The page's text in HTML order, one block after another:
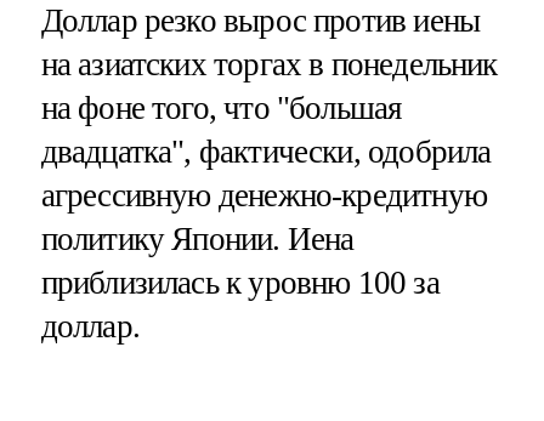
Доллар резко вырос против иены
на азиатских торгах в понедельник
на фоне того, что "большая
двадцатка", фактически, одобрила
агрессивную денежно-кредитную
политику Японии. Иена
приблизилась к уровню 100 за
доллар.